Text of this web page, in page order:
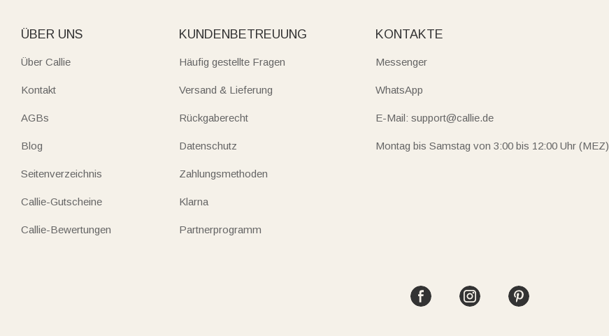
ÜBER UNS
Über Callie
Kontakt
AGBs
Blog
Seitenverzeichnis
Callie-Gutscheine
Callie-Bewertungen
KUNDENBETREUUNG
Häufig gestellte Fragen
Versand & Lieferung
Rückgaberecht
Datenschutz
Zahlungsmethoden
Klarna
Partnerprogramm
KONTAKTE
Messenger
WhatsApp
E-Mail: support@callie.de
Montag bis Samstag von 3:00 bis 12:00 Uhr (MEZ)